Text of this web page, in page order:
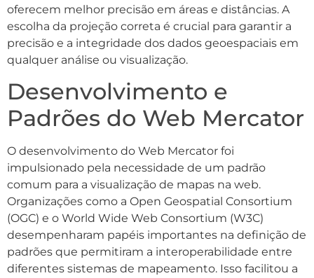
oferecem melhor precisão em áreas e distâncias. A
escolha da projeção correta é crucial para garantir a
precisão e a integridade dos dados geoespaciais em
qualquer análise ou visualização.
Desenvolvimento e
Padrões do Web Mercator
O desenvolvimento do Web Mercator foi
impulsionado pela necessidade de um padrão
comum para a visualização de mapas na web.
Organizações como a Open Geospatial Consortium
(OGC) e o World Wide Web Consortium (W3C)
desempenharam papéis importantes na definição de
padrões que permitiram a interoperabilidade entre
diferentes sistemas de mapeamento. Isso facilitou a